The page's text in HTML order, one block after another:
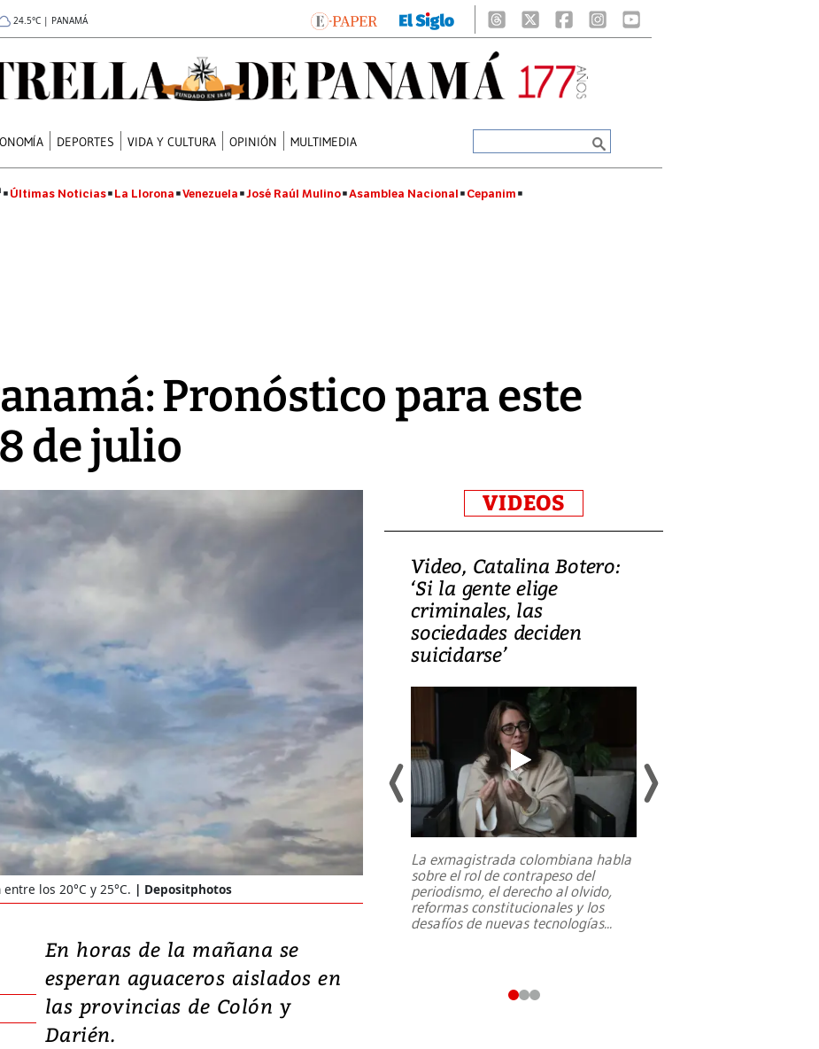
24.5°C | PANAMÁ
DEPORTES VIDA Y CULTURA OPINIÓN MULTIMEDIA
Últimas Noticias La Llorona Venezuela José Raúl Mulino Asamblea Nacional Cepanim
Pronóstico para este
de julio
los 20°C y 25°C. Depositphotos
En horas de la mañana se
esperan aguaceros aislados en
las provincias de Colón y
Darién.
VIDEOS
Video, Japón: Terremoto
Un fuerte terremoto de magnitud
7,1 se registró este martes 28 de
julio en la prefectura de Kumamoto,
al sur de Japón, provocando una
emergencia de gran...
Video, Catalina Botero:
‘Si la gente elige
criminales, las
sociedades deciden
suicidarse’
La exmagistrada colombiana habla
sobre el rol de contrapeso del
periodismo, el derecho al olvido,
reformas constitucionales y los
desafíos de nuevas tecnologías...